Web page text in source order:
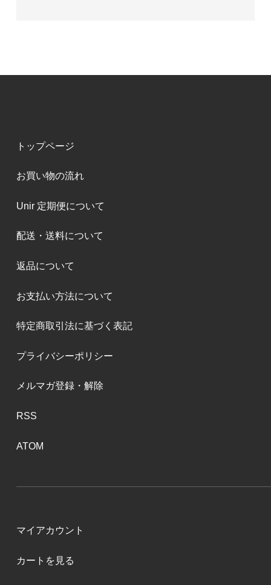
トップページ
お買い物の流れ
Unir 定期便について
配送・送料について
返品について
お支払い方法について
特定商取引法に基づく表記
プライバシーポリシー
メルマガ登録・解除
RSS
ATOM
マイアカウント
カートを見る